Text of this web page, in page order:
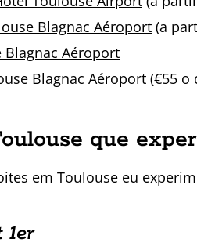
Blagnac Aéroport (a
Blagnac Aéroport
Blagnac Aéroport (€55 o
que
em Toulouse eu